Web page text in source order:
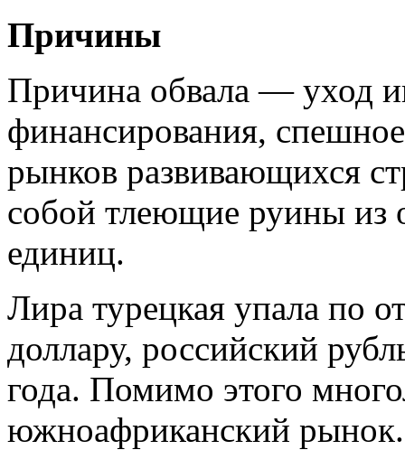
Причины
Причина обвала — уход
финансирования,
рынков развивающихся
собой тлеющие руины из
единиц.
Лира турецкая упала по
доллару, российский
года. Помимо этого
южноафриканский рынок.